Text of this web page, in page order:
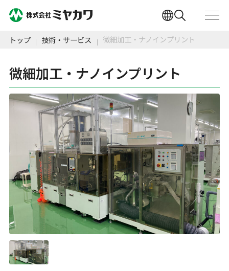
トップ 技術・サービス 微細加工・ナノインプリント
微細加工・ナノインプリント